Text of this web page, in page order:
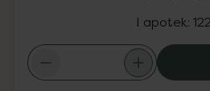
I apotek: